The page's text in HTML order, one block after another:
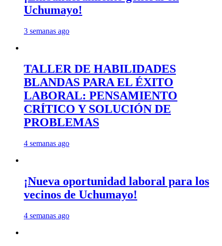
Uchumayo!
3 semanas ago
TALLER DE HABILIDADES
BLANDAS PARA EL ÉXITO
LABORAL: PENSAMIENTO
CRÍTICO Y SOLUCIÓN DE
PROBLEMAS
4 semanas ago
¡Nueva oportunidad laboral para los
vecinos de Uchumayo!
4 semanas ago